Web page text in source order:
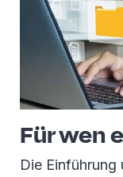
Für wen
Die